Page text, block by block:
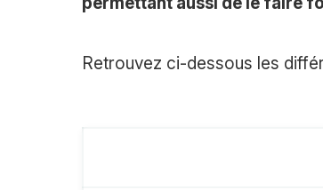
Retrouvez ci-dessous les